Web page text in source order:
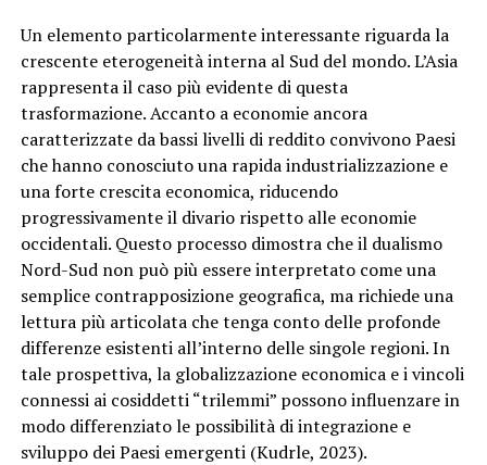
Un elemento particolarmente interessante riguarda la
crescente eterogeneità interna al Sud del mondo. L’Asia
rappresenta il caso più evidente di questa
trasformazione. Accanto a economie ancora
caratterizzate da bassi livelli di reddito convivono Paesi
che hanno conosciuto una rapida industrializzazione e
una forte crescita economica, riducendo
progressivamente il divario rispetto alle economie
occidentali. Questo processo dimostra che il dualismo
Nord-Sud non può più essere interpretato come una
semplice contrapposizione geografica, ma richiede una
lettura più articolata che tenga conto delle profonde
differenze esistenti all’interno delle singole regioni. In
tale prospettiva, la globalizzazione economica e i vincoli
connessi ai cosiddetti “trilemmi” possono influenzare in
modo differenziato le possibilità di integrazione e
sviluppo dei Paesi emergenti (Kudrle, 2023).